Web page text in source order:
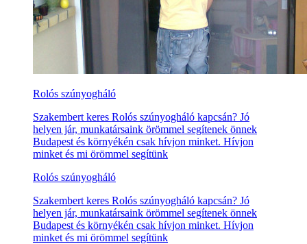
Rolós szúnyogháló
Szakembert keres Rolós szúnyogháló kapcsán? Jó
helyen jár, munkatársaink örömmel segítenek önnek
Budapest és környékén csak hívjon minket. Hívjon
minket és mi örömmel segítünk
Rolós szúnyogháló
Szakembert keres Rolós szúnyogháló kapcsán? Jó
helyen jár, munkatársaink örömmel segítenek önnek
Budapest és környékén csak hívjon minket. Hívjon
minket és mi örömmel segítünk